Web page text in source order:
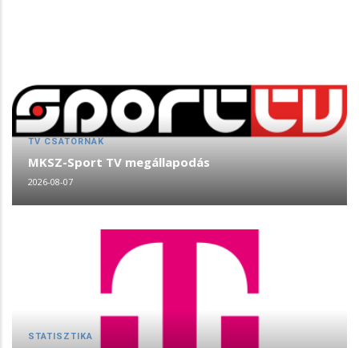
TV CSATORNÁK
MKSZ-Sport TV megállapodás
2026-08-07
STATISZTIKA